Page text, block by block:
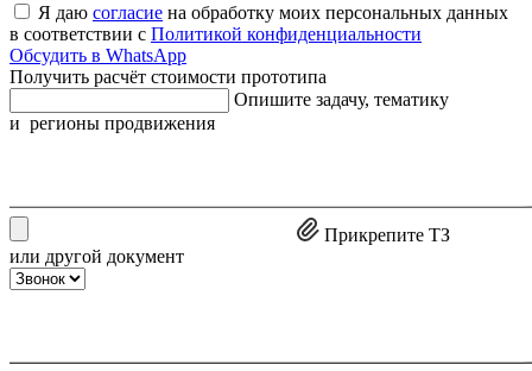
Я даю согласие на обработку моих персональных данных
в соответствии с Политикой конфиденциальности
Обсудить в WhatsApp
Получить расчёт стоимости прототипа
Опишите задачу, тематику
и регионы продвижения
Прикрепите ТЗ
или другой документ